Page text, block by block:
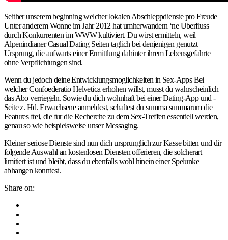
Seither unserem beginning welcher lokalen Abschleppdienste pro Freude
Unter anderem Wonne im Jahr 2012 hat umherwandern ‘ne Uberfluss
durch Konkurrenten im WWW kultiviert. Du wirst ermitteln, weil
Alpenindianer Casual Dating Seiten taglich bei denjenigen genutzt
Ursprung, die aufwarts einer Ermittlung dahinter ihrem Lebensgefahrte
ohne Verpflichtungen sind.
Wenn du jedoch deine Entwicklungsmoglichkeiten in Sex-Apps Bei
welcher Confoederatio Helvetica erhohen willst, musst du wahrscheinlich
das Abo verriegeln. Sowie du dich wohnhaft bei einer Dating-App und -
Seite z. Hd. Erwachsene anmeldest, schaltest du summa summarum die
Features frei, die fur die Recherche zu dem Sex-Treffen essentiell werden,
genau so wie beispielsweise unser Messaging.
Kleiner seriose Dienste sind nun dich ursprunglich zur Kasse bitten und dir
folgende Auswahl an kostenlosen Diensten offerieren, die solcherart
limitiert ist und bleibt, dass du ebenfalls wohl hinein einer Spelunke
abhangen konntest.
Share on: